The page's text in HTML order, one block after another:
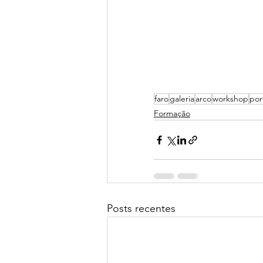
farogaleriaarcoworkshop
Formação
Posts recentes